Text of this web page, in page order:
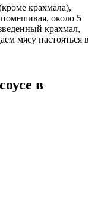
крахмала),
около 5
крахмал,
мясу настояться в
в